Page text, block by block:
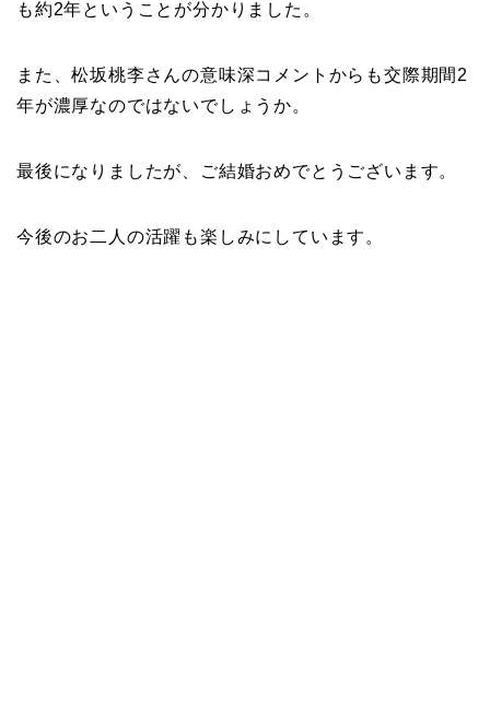
も約2年ということが分かりました。
また、松坂桃李さんの意味深コメントからも交際期間2
年が濃厚なのではないでしょうか。
最後になりましたが、ご結婚おめでとうございます。
今後のお二人の活躍も楽しみにしています。